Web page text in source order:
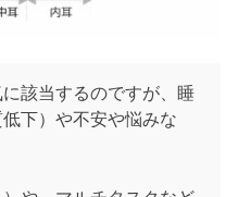
該当するのですが、睡
下）や不安や悩みな